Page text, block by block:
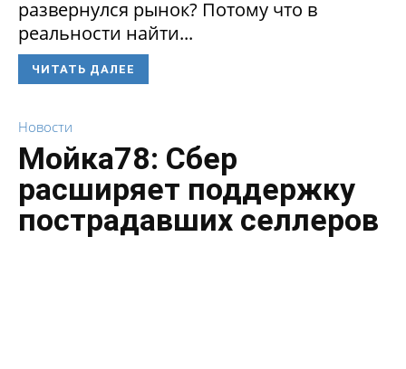
развернулся рынок? Потому что в
реальности найти...
ЧИТАТЬ ДАЛЕЕ
Новости
Мойка78: Сбер
расширяет поддержку
пострадавших селлеров